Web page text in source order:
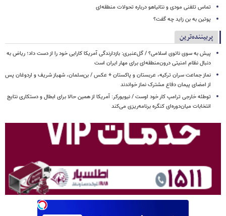
تماس تلفنی مودی و نتانیاهو درباره تحولات منطقه‌ای
پوتین به بن زاید چه گفت؟
پربیننده‌ترین
پیش به سوی ناتوی اسلامی؟ / گل‌عنبری: بازدارندگی آمریکا کارایی خود را از دست داد؛ ریاض به
دنبال نظام امنیتی درون‌منطقه‌ای برای مهار ایران است
نماز جماعت سران ترکیه، عربستان و پاکستان + عکس / بن‌سلمان، شهباز شریف و اردوغان پس
از امضای پیمان دفاع مشترک نماز خواندند
توطئه خارجی ترامپ کار خود اوست / نیویورکر: آمریکا از همین حالا برای ابطال و دستکاری نتایج
انتخابات میان‌دوره‌ای کنگره برنامه‌ریزی می‌کند